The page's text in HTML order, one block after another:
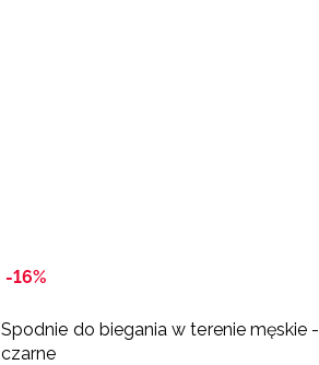
-16%
Spodnie do biegania w terenie męskie -
czarne